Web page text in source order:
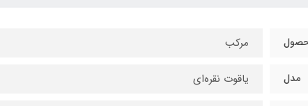
مرکب
مدل یاقوت نقره‌ای